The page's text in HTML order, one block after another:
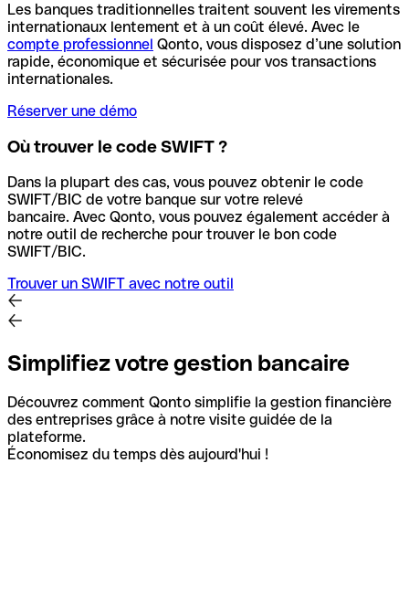
Les banques traditionnelles traitent souvent les virements
internationaux lentement et à un coût élevé. Avec le
compte professionnel Qonto, vous disposez d’une solution
rapide, économique et sécurisée pour vos transactions
internationales.
Réserver une démo
Où trouver le code SWIFT ?
Dans la plupart des cas, vous pouvez obtenir le code
SWIFT/BIC de votre banque sur votre relevé
bancaire. Avec Qonto, vous pouvez également accéder à
notre outil de recherche pour trouver le bon code
SWIFT/BIC.
Trouver un SWIFT avec notre outil
Simplifiez votre gestion bancaire
Découvrez comment Qonto simplifie la gestion financière
des entreprises grâce à notre visite guidée de la
plateforme.
Économisez du temps dès aujourd'hui !